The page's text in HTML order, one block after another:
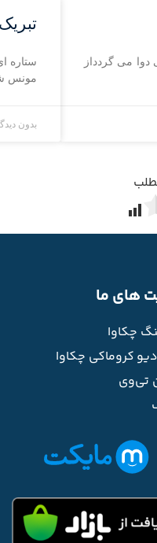
مى ‏گردداز
ستاره
مونس
بدون
های ما
چکاوا
کروماکی چکاوا
تی‌وی